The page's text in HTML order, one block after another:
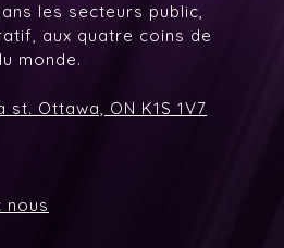
les secteurs public,
aux quatre coins de
monde.
Ottawa, ON K1S 1V7
nous